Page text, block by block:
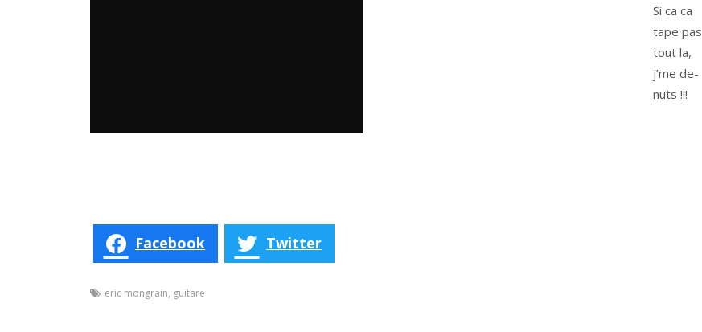
Si ca ca
tape pas
tout la,
j’me de-
nuts !!!
Facebook Twitter
eric mongrain, guitare